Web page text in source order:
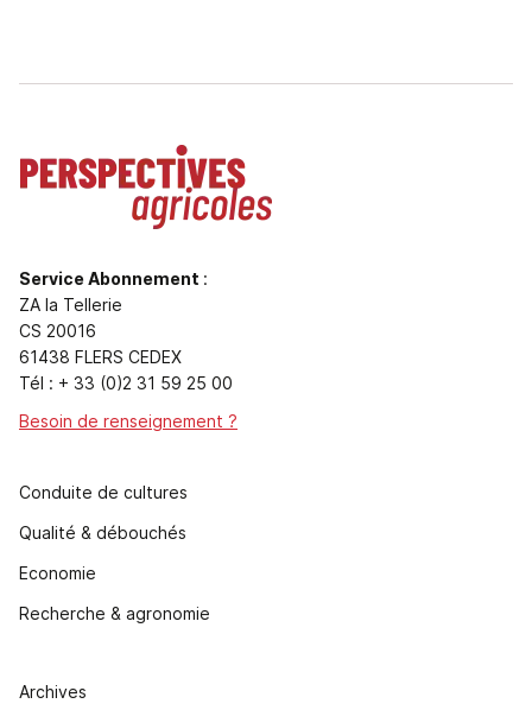
Service Abonnement :
ZA la Tellerie
CS 20016
61438 FLERS CEDEX
Tél : + 33 (0)2 31 59 25 00
Besoin de renseignement ?
Conduite de cultures
Qualité & débouchés
Economie
Recherche & agronomie
Archives